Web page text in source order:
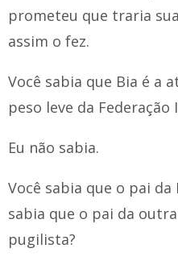
prometeu que traria
assim o fez.
Você sabia que Bia é a
peso leve da
Eu não sabia.
Você sabia que o pai da
sabia que o pai da
pugilista?